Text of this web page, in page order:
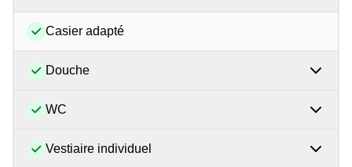
Casier adapté
Douche
WC
Vestiaire individuel